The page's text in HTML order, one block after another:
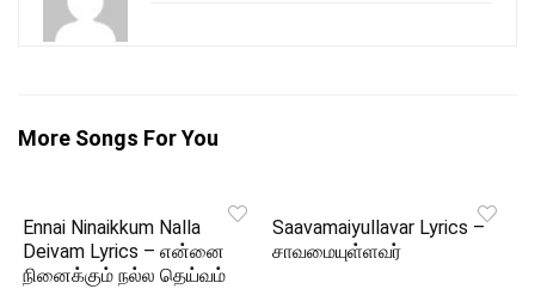
More Songs For You
Ennai Ninaikkum Nalla
Deivam Lyrics – என்னை
நினைக்கும் நல்ல தெய்வம்
Saavamaiyullavar Lyrics –
சாவமையுள்ளவர்